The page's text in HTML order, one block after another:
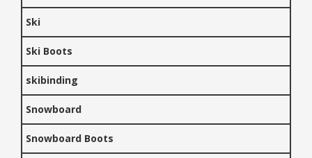
Ski
Ski Boots
skibinding
Snowboard
Snowboard Boots